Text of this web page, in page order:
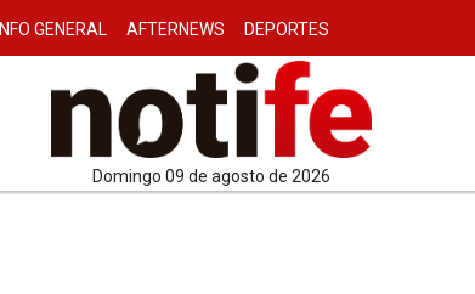
INFO GENERAL AFTERNEWS DEPORTES
domingo 09 de agosto de 2026